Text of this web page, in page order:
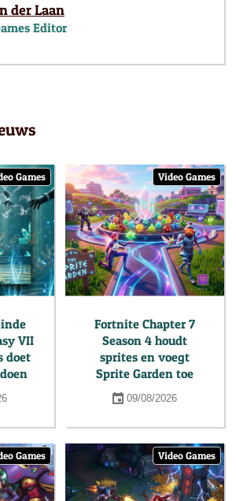
der Laan
Editor
Games
VII
doet
Video Games
Fortnite Chapter 7
Season 4 houdt
sprites en voegt
Sprite Garden toe
09/08/2026
Games Video Games